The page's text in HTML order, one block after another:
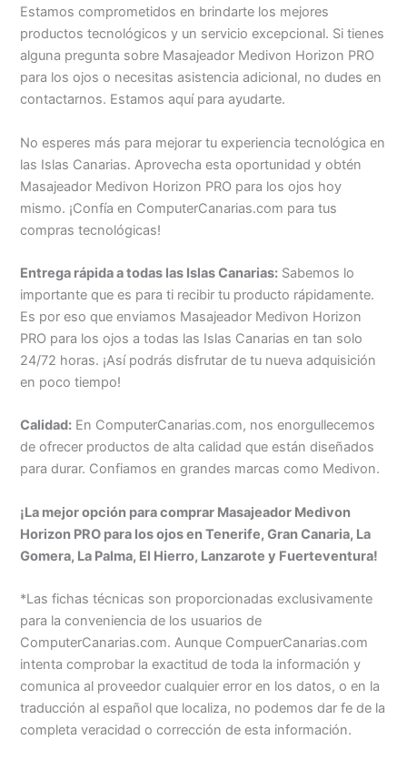
Estamos comprometidos en brindarte los mejores
productos tecnológicos y un servicio excepcional. Si tienes
alguna pregunta sobre Masajeador Medivon Horizon PRO
para los ojos o necesitas asistencia adicional, no dudes en
contactarnos. Estamos aquí para ayudarte.
No esperes más para mejorar tu experiencia tecnológica en
las Islas Canarias. Aprovecha esta oportunidad y obtén
Masajeador Medivon Horizon PRO para los ojos hoy
mismo. ¡Confía en ComputerCanarias.com para tus
compras tecnológicas!
Entrega rápida a todas las Islas Canarias: Sabemos lo
importante que es para ti recibir tu producto rápidamente.
Es por eso que enviamos Masajeador Medivon Horizon
PRO para los ojos a todas las Islas Canarias en tan solo
24/72 horas. ¡Así podrás disfrutar de tu nueva adquisición
en poco tiempo!
Calidad: En ComputerCanarias.com, nos enorgullecemos
de ofrecer productos de alta calidad que están diseñados
para durar. Confiamos en grandes marcas como Medivon.
¡La mejor opción para comprar Masajeador Medivon
Horizon PRO para los ojos en Tenerife, Gran Canaria, La
Gomera, La Palma, El Hierro, Lanzarote y Fuerteventura!
*Las fichas técnicas son proporcionadas exclusivamente
para la conveniencia de los usuarios de
ComputerCanarias.com. Aunque CompuerCanarias.com
intenta comprobar la exactitud de toda la información y
comunica al proveedor cualquier error en los datos, o en la
traducción al español que localiza, no podemos dar fe de la
completa veracidad o corrección de esta información.